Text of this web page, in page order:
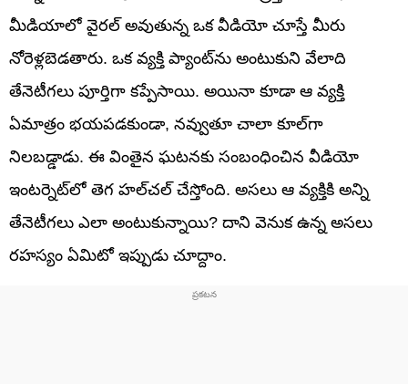
మీడియాలో వైరల్ అవుతున్న ఒక వీడియో చూస్తే మీరు
నోరెళ్లబెడతారు. ఒక వ్యక్తి ప్యాంట్‌ను అంటుకుని వేలాది
తేనెటీగలు పూర్తిగా కప్పేసాయి. అయినా కూడా ఆ వ్యక్తి
ఏమాత్రం భయపడకుండా, నవ్వుతూ చాలా కూల్‌గా
నిలబడ్డాడు. ఈ వింతైన ఘటనకు సంబంధించిన వీడియో
ఇంటర్నెట్‌లో తెగ హల్‌చల్ చేస్తోంది. అసలు ఆ వ్యక్తికి అన్ని
తేనెటీగలు ఎలా అంటుకున్నాయి? దాని వెనుక ఉన్న అసలు
రహస్యం ఏమిటో ఇప్పుడు చూద్దాం.